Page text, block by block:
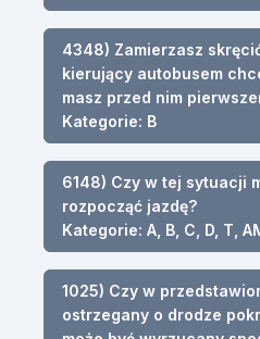
4348) Zamierzasz
kierujący autobusem
masz przed nim
Kategorie: B
6148) Czy w tej sytuacji
rozpocząć jazdę?
Kategorie: A, B, C, D, T,
1025) Czy w
ostrzegany o drodze